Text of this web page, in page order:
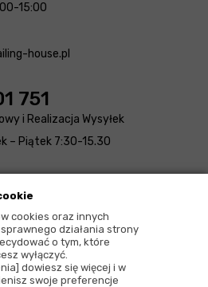
cookies oraz innych
działania strony
o tym, które
wyłączyć.
dowiesz się więcej i w
swoje preferencje
15:00
house.pl
751
i Realizacja Wysyłek
– Piątek 7:30-15.30
Warszawa
53